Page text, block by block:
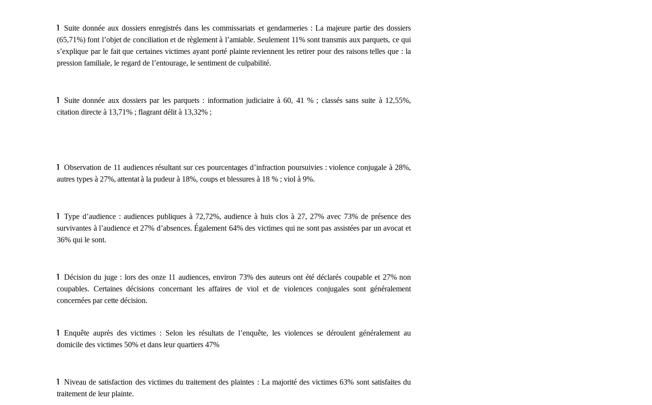
Suite donnée aux dossiers enregistrés dans les commissariats et gendarmeries : La majeure partie des dossiers
(65,71%) font l’objet de conciliation et de règlement à l’amiable. Seulement 11% sont transmis aux parquets, ce qui
s’explique par le fait que certaines victimes ayant porté plainte reviennent les retirer pour des raisons telles que : la
pression familiale, le regard de l’entourage, le sentiment de culpabilité.
Suite donnée aux dossiers par les parquets : information judiciaire à 60, 41 % ; classéssans suite à 12,55%,
citation directe à 13,71% ; flagrant délit à 13,32% ;
Observation de11 audiencesrésultant sur cespourcentages d’infraction poursuivies : violence conjugale à 28%,
autres types à 27%, attentatà la pudeur à 18%, coups et blessures à 18 % ; viol à 9%.
Type d’audience : audiences publiques à 72,72%, audience à huis clos à 27, 27% avec 73% de présence des
survivantes à l’audience et 27% d’absences. Également 64% des victimes qui ne sont pas assistées par un avocat et
36% qui le sont.
Décision du juge : lors des onze 11 audiences, environ 73% des auteurs ont été déclarés coupable et 27%non
coupables. Certaines décisions concernant les affaires de viol et de violences conjugales sont généralement
concernées par cette décision.
Enquête auprès des victimes : Selon les résultats de l’enquête, les violences se déroulent généralement au
domicile des victimes 50% et dans leur quartiers 47%
Niveau de satisfaction des victimes du traitement des plaintes : La majorité des victimes 63% sont satisfaites du
traitement de leur plainte.